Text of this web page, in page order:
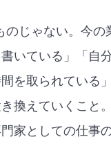
のじゃない。今の
いている」「自
を取られている
換えていくこと
家としての仕事